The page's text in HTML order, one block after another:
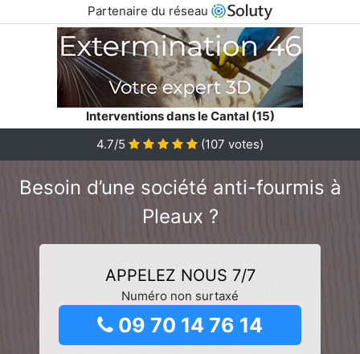
Partenaire du réseau
Interventions dans le Cantal (15)
4.7/5
(107 votes)
Besoin d’une société anti-fourmis à
Pleaux ?
APPELEZ NOUS 7/7
Numéro non surtaxé
09 70 14 76 14